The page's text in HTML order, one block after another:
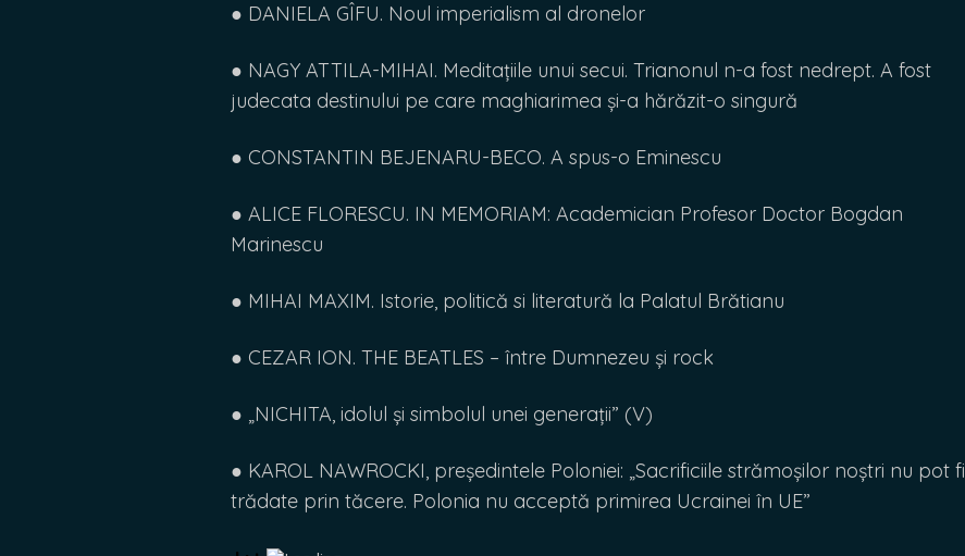
● DANIELA GÎFU. Noul imperialism al dronelor
● NAGY ATTILA-MIHAI. Meditațiile unui secui. Trianonul n-a fost nedrept. A fost
judecata destinului pe care maghiarimea și-a hărăzit-o singură
● CONSTANTIN BEJENARU-BECO. A spus-o Eminescu
● ALICE FLORESCU. IN MEMORIAM: Academician Profesor Doctor Bogdan
Marinescu
● MIHAI MAXIM. Istorie, politică si literatură la Palatul Brătianu
● CEZAR ION. THE BEATLES – între Dumnezeu și rock
● „NICHITA, idolul și simbolul unei generații” (V)
● KAROL NAWROCKI, președintele Poloniei: „Sacrificiile strămoșilor noștri nu pot fi
trădate prin tăcere. Polonia nu acceptă primirea Ucrainei în UE”